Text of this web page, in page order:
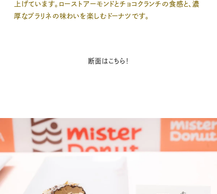
上げています。ローストアーモンドとチョコクランチの食感と、濃
厚なプラリネの味わいを楽しむドーナツです。
断面はこちら！